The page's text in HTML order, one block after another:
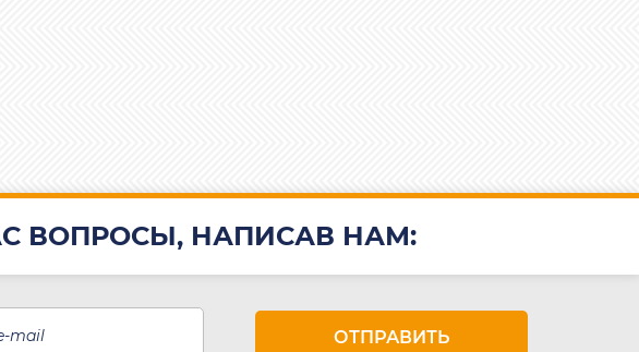
ВОПРОСЫ, НАПИСАВ НАМ: